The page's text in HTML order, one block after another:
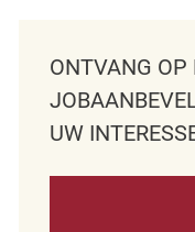
ONTVANG
UW